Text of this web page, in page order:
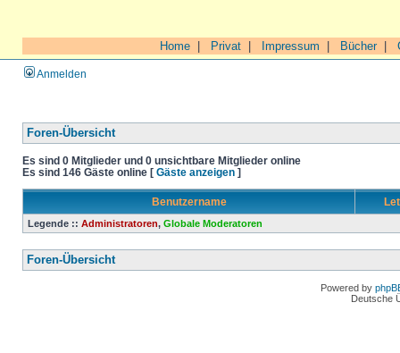
Home Privat Impressum Bücher|
Anmelden
Foren-Übersicht
Es sind 0 Mitglieder und 0 unsichtbare Mitglieder online
Es sind 146 Gäste online [ Gäste anzeigen ]
Benutzername
Legende :: Administratoren, Globale Moderatoren
Foren-Übersicht
Powered by
Deutsche